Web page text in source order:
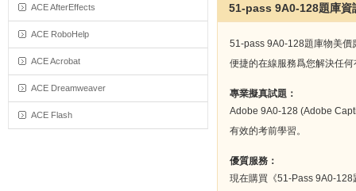
ACE AfterEffects
ACE RoboHelp
ACE Acrobat
ACE Dreamweaver
ACE Flash
51-pass 9A0-128題庫資
51-pass 9A0-128題庫物美價
便捷的在線服務爲您解決任
專業擬真試題：
Adobe 9A0-128 (Adobe
有效的考前學習。
優質服務：
現在購買《51-Pass 9A0-128